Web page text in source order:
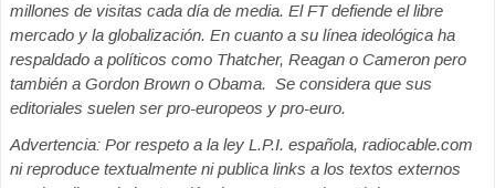
millones de visitas cada día de media. El FT defiende el libre
mercado y la globalización. En cuanto a su línea ideológica ha
respaldado a políticos como Thatcher, Reagan o Cameron pero
también a Gordon Brown o Obama. Se considera que sus
editoriales suelen ser pro-europeos y pro-euro.
Advertencia: Por respeto a la ley L.P.I. española, radiocable.com
ni reproduce textualmente ni publica links a los textos externos